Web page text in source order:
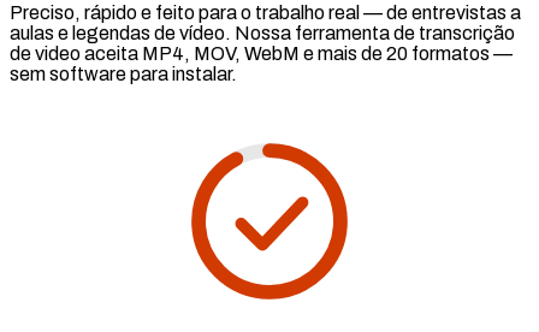
Preciso, rápido e feito para o trabalho real — de entrevistas a
aulas e legendas de vídeo. Nossa ferramenta de transcrição
de video aceita MP4, MOV, WebM e mais de 20 formatos —
sem software para instalar.